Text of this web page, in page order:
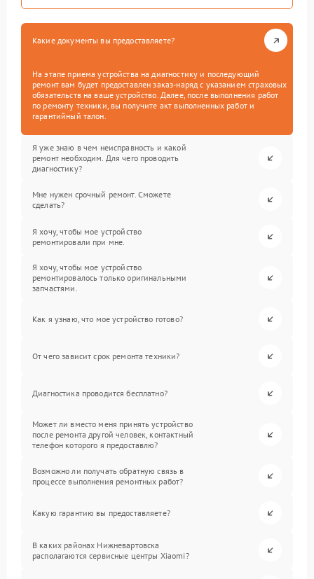
Какие документы вы предоставляете?
На этапе приема устройства на диагностику и последующий
ремонт вам будет предоставлен заказ-наряд с указанием страховых
обязательств на ваше устройство. Далее, после выполнения работ
по ремонту техники, вы получите акт выполненных работ и
гарантийный талон.
Я уже знаю в чем неисправность и какой
ремонт необходим. Для чего проводить
диагностику?
Мне нужен срочный ремонт. Сможете
сделать?
Я хочу, чтобы мое устройство
ремонтировали при мне.
Я хочу, чтобы мое устройство
ремонтировалось только оригинальными
запчастями.
Как я узнаю, что мое устройство готово?
От чего зависит срок ремонта техники?
Диагностика проводится бесплатно?
Может ли вместо меня принять устройство
после ремонта другой человек, контактный
телефон которого я предоставлю?
Возможно ли получать обратную связь в
процессе выполнения ремонтных работ?
Какую гарантию вы предоставляете?
В каких районах Нижневартовска
располагаются сервисные центры Xiaomi?